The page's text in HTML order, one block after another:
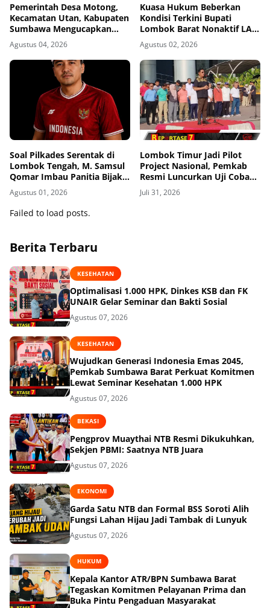
Pemerintah Desa Motong,
Kecamatan Utan, Kabupaten
Sumbawa Mengucapkan
Dirgahayu Republik
Indonesia ke-81
Agustus 04, 2026
Kuasa Hukum Beberkan
Kondisi Terkini Bupati
Lombok Barat Nonaktif LAZ
di Rutan KPK, Pasrah dan
Kooperatif
Agustus 02, 2026
Soal Pilkades Serentak di
Lombok Tengah, M. Samsul
Qomar Imbau Panitia Bijak
dan Calon Kades Hindari
Money Politics
Agustus 01, 2026
Lombok Timur Jadi Pilot
Project Nasional, Pemkab
Resmi Luncurkan Uji Coba
Transfomasi Digitalisasi
Bansos Lewat Portal
Juli 31, 2026
Failed to load posts.
Berita Terbaru
KESEHATAN
Optimalisasi 1.000 HPK, Dinkes KSB dan FK
UNAIR Gelar Seminar dan Bakti Sosial
Agustus 07, 2026
KESEHATAN
Wujudkan Generasi Indonesia Emas 2045,
Pemkab Sumbawa Barat Perkuat Komitmen
Lewat Seminar Kesehatan 1.000 HPK
Agustus 07, 2026
BEKASI
Pengprov Muaythai NTB Resmi Dikukuhkan,
Sekjen PBMI: Saatnya NTB Juara
Agustus 07, 2026
EKONOMI
Garda Satu NTB dan Formal BSS Soroti Alih
Fungsi Lahan Hijau Jadi Tambak di Lunyuk
Agustus 07, 2026
HUKUM
Kepala Kantor ATR/BPN Sumbawa Barat
Tegaskan Komitmen Pelayanan Prima dan
Buka Pintu Pengaduan Masyarakat